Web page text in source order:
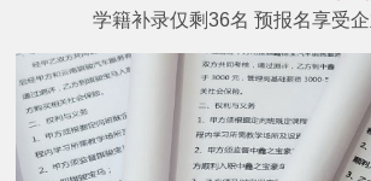
学籍补录仅剩36名 预报名享受